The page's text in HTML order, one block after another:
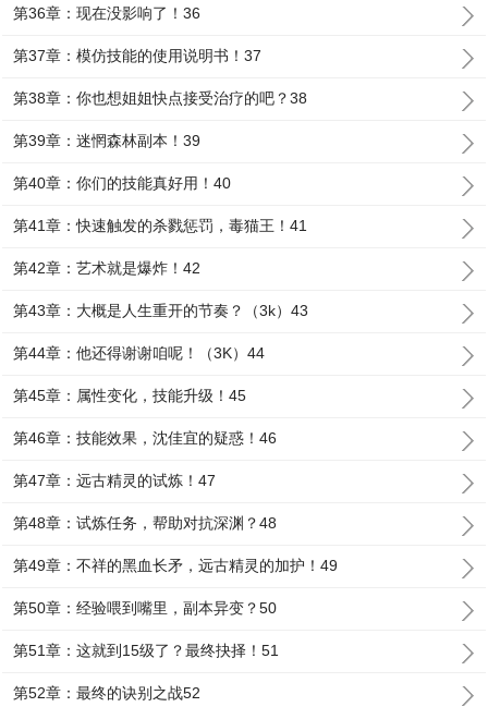
第36章：现在没影响了！36
第37章：模仿技能的使用说明书！37
第38章：你也想姐姐快点接受治疗的吧？38
第39章：迷惘森林副本！39
第40章：你们的技能真好用！40
第41章：快速触发的杀戮惩罚，毒猫王！41
第42章：艺术就是爆炸！42
第43章：大概是人生重开的节奏？（3k）43
第44章：他还得谢谢咱呢！（3K）44
第45章：属性变化，技能升级！45
第46章：技能效果，沈佳宜的疑惑！46
第47章：远古精灵的试炼！47
第48章：试炼任务，帮助对抗深渊？48
第49章：不祥的黑血长矛，远古精灵的加护！49
第50章：经验喂到嘴里，副本异变？50
第51章：这就到15级了？最终抉择！51
第52章：最终的诀别之战52